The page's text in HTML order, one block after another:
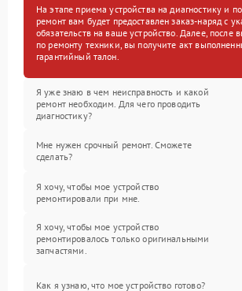
На этапе приема устройства на диагностику и
ремонт вам будет предоставлен заказ-наряд с
обязательств на ваше устройство. Далее, после
по ремонту техники, вы получите акт
гарантийный талон.
Я уже знаю в чем неисправность и какой
ремонт необходим. Для чего проводить
диагностику?
Мне нужен срочный ремонт. Сможете
сделать?
Я хочу, чтобы мое устройство
ремонтировали при мне.
Я хочу, чтобы мое устройство
ремонтировалось только оригинальными
запчастями.
Как я узнаю, что мое устройство готово?